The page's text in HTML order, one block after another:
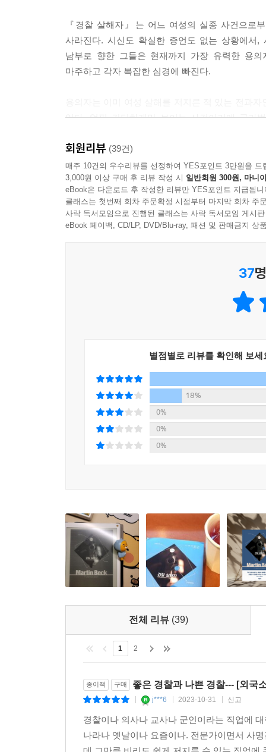
『경찰 살해자』는 어느 여성의 실종 사건으로
사라진다. 시신도 확실한 증언도 없는 상황에서
남부로 향한 그들은 현재까지 가장 유력한 용의
마주하고 각자 복잡한 심경에 빠진다.
있다. 얼핏 간단하게만 보이는 사건이기에 국가
총격전으로 경찰과 대중의 관심은 급격히 옮겨간
‘실종 사건’은 홀로 마무리하라며 베크에게서 관심
서로 관계없이 굴러가는 듯하던 각각의 사건들은
이어 스웨덴 사회의 타락과 경찰 조직의 방만한
세력화하여 점점 더 자신들의 권위에만 집착한
‘라르스 셰플레르’라는 필명으로 활동하는 스
‘마르틴 베크’ 시리즈 전반에 흐르는 사회 비판
알려진 스웨덴의 현실을 범죄소설이라는 장치
면면들을 발견할 수 있게 했다. 등장인물들은
이렇게 사회상을 문학작품에 녹여 넣는 작풍은 ‘
지닌다. 한편, 첫 출간으로부터 이미 오십여 년
시대로부터 독자들의 시대가 완전히 달라지지는
‘마르틴 베크’ 시리즈 이후로 범죄소설은 흐
작가들에게 범죄소설이 나아갈 길을 보여주었다.
회원리뷰 (39건)
매주 10건의 우수리뷰를 선정하여 YES포인트 3만원을 드
3,000원 이상 구매 후 리뷰 작성 시 일반회원 300원, 마니
eBook은 다운로드 후 작성한 리뷰만 YES포인트 지급됩니
클래스는 첫번째 회차 주문확정 시점부터 마지막 회차 주
사락 독서모임으로 진행된 클래스는 사락 독서모임 게시
eBook 페이백, CD/LP, DVD/Blu-ray, 패션 및 판매금지 상
37
별점별로 리뷰를 확인해 보세
18%
0%
0%
0%
전체 리뷰 (39)
1 2
종이책 구매 좋은 경찰과 나쁜 경찰--- [외국
j***6 2023-10-31 신고
경찰이나 의사나 교사나 군인이라는 직업에
나라나 옛날이나 요즘이나. 전문가이면서 사